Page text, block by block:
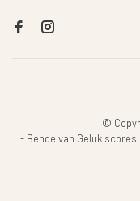
©
- Bende van Geluk scores